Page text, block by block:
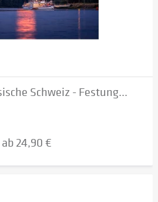
Schweiz - Festung...
ab 24,90 €